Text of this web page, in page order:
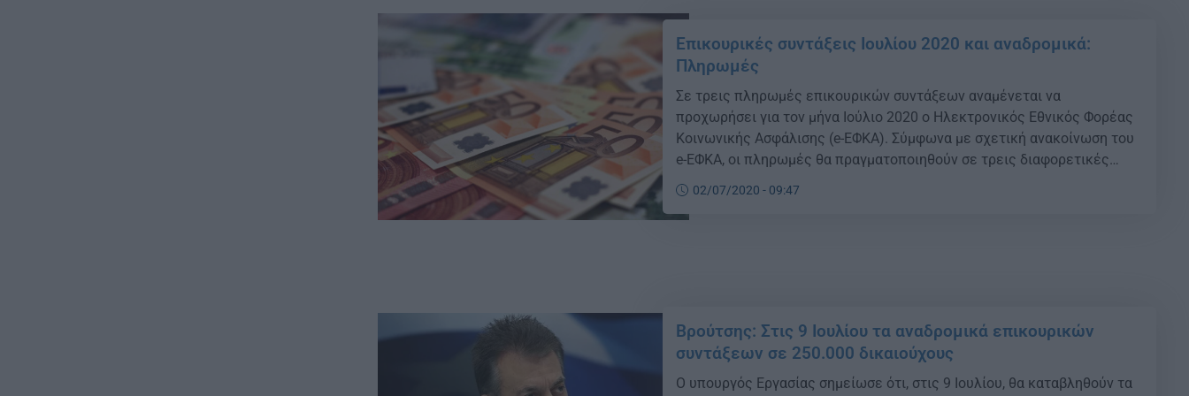
Επικουρικές συντάξεις Ιουλίου 2020 και αναδρομικά:
Πληρωμές
Σε τρεις πληρωμές επικουρικών συντάξεων αναμένεται να
προχωρήσει για τον μήνα Ιούλιο 2020 ο Ηλεκτρονικός Εθνικός Φορέας
Κοινωνικής Ασφάλισης (e-ΕΦΚΑ). Σύμφωνα με σχετική ανακοίνωση του
e-ΕΦΚΑ, οι πληρωμές θα πραγματοποιηθούν σε τρεις διαφορετικές
ημερομηνίες, ως εξής: {ad} Πέμπτη 2 Ιουλίου 2020, καταβολή
επικουρικών συντάξεων μηνός Ιουλίου 2020 σε 1.228.477 δικαιούχους.
Πέμπτη 9 Ιουλίου 2020, καταβολή […]
02/07/2020 - 09:47
Βρούτσης: Στις 9 Ιουλίου τα αναδρομικά επικουρικών
συντάξεων σε 250.000 δικαιούχους
Ο υπουργός Εργασίας σημείωσε ότι, στις 9 Ιουλίου, θα καταβληθούν τα